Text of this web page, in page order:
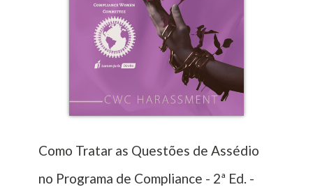
Como Tratar as Questões de Assédio
no Programa de Compliance - 2ª Ed. -